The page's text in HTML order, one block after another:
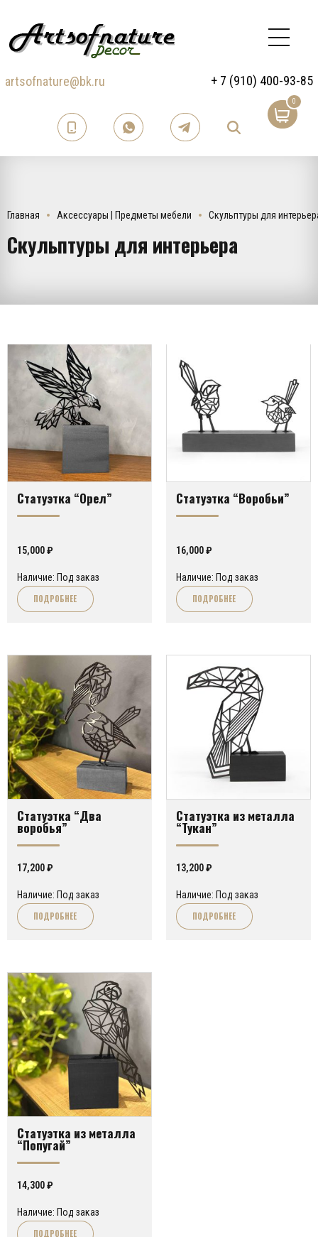
artsofnature@bk.ru + 7 (910) 400-93-85
0
Главная Аксессуары | Предметы мебели Скульптуры для
Скульптуры для интерьера
Статуэтка “Орел”
15,000₽
Наличие: Под заказ
ПОДРОБНЕЕ
Статуэтка “Воробьи”
16,000₽
Наличие: Под заказ
ПОДРОБНЕЕ
Статуэтка “Два
воробья”
17,200₽
Наличие: Под заказ
ПОДРОБНЕЕ
Статуэтка из металла
“Тукан”
13,200₽
Наличие: Под заказ
ПОДРОБНЕЕ
Статуэтка из металла
“Попугай”
14,300₽
Наличие: Под заказ
ПОДРОБНЕЕ